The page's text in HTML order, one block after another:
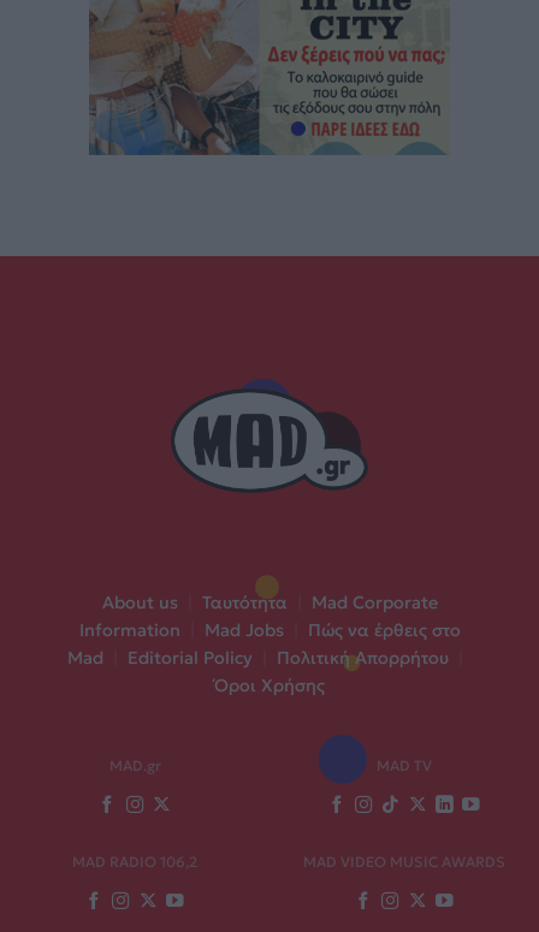
About us Ταυτότητα
Mad Corporate
Information
Mad Jobs
Πώς να έρθεις στο
Mad
Editorial Policy Πολιτική Απορρήτου
Όροι Χρήσης
MAD.gr MAD TV
MAD RADIO 106,2 MAD VIDEO MUSIC AWARDS